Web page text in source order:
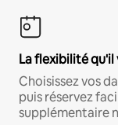
La flexibilité qu'il
Choisissez vos
puis réservez
supplémentaire